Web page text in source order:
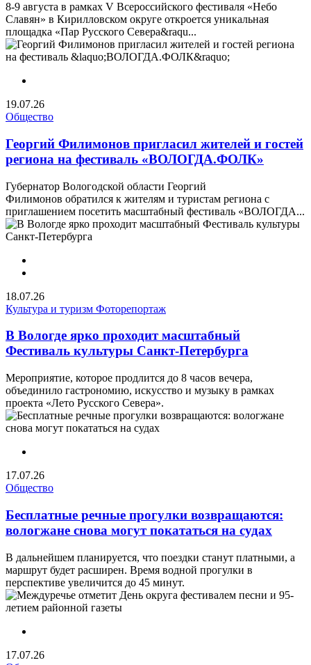
8-9 августа в рамках V Всероссийского фестиваля «Небо
Славян» в Кирилловском округе откроется уникальная
площадка «Пар Русского Севера&raqu...
19.07.26
Общество
Георгий Филимонов пригласил жителей и гостей
региона на фестиваль «ВОЛОГДА.ФОЛК»
Губернатор Вологодской области Георгий
Филимонов обратился к жителям и туристам региона с
приглашением посетить масштабный фестиваль «ВОЛОГДА...
18.07.26
Культура и туризм Фоторепортаж
В Вологде ярко проходит масштабный
Фестиваль культуры Санкт-Петербурга
Мероприятие, которое продлится до 8 часов вечера,
объединило гастрономию, искусство и музыку в рамках
проекта «Лето Русского Севера».
17.07.26
Общество
Бесплатные речные прогулки возвращаются:
вологжане снова могут покататься на судах
В дальнейшем планируется, что поездки станут платными, а
маршрут будет расширен. Время водной прогулки в
перспективе увеличится до 45 минут.
17.07.26